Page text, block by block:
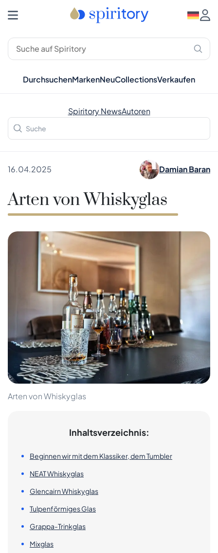
DurchsuchenMarkenNeuCollectionsVerkaufen
Spiritory NewsAutoren
16.04.2025 Damian Baran
Arten von Whiskyglas
Arten von Whiskyglas
Inhaltsverzeichnis:
Beginnen wir mit dem Klassiker, dem Tumbler
NEAT Whiskyglas
Glencairn Whiskyglas
Tulpenförmiges Glas
Grappa-Trinkglas
Mixglas